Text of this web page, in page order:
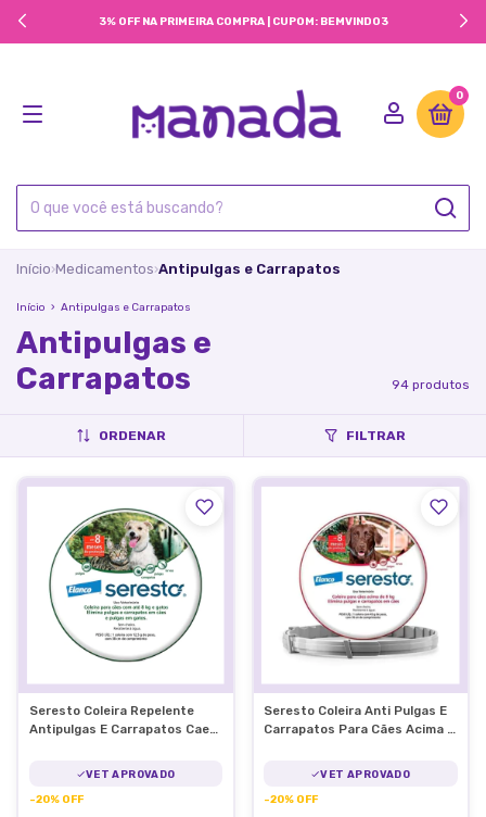
3% OFF NA PRIMEIRA COMPRA | CUPOM: BEMVINDO3
0
Início›Medicamentos›Antipulgas e Carrapatos
Início › Antipulgas e Carrapatos
Antipulgas e
Carrapatos
94 produtos
ORDENAR FILTRAR
Seresto Coleira Repelente
Antipulgas E Carrapatos Caes
VET APROVADO
-20% OFF
Seresto Coleira Anti Pulgas E
Carrapatos Para Cães Acima 8
VET APROVADO
-20% OFF